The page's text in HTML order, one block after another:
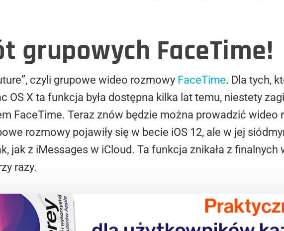
grupowych FaceTime!
czyli grupowe wideo rozmowy FaceTime. Dla tych,
OS X ta funkcja była dostępna kilka lat temu, niestety
FaceTime. Teraz znów będzie można prowadzić wideo
rozmowy pojawiły się w becie iOS 12, ale w jej
jak z iMessages w iCloud. Ta funkcja znikała z
razy.